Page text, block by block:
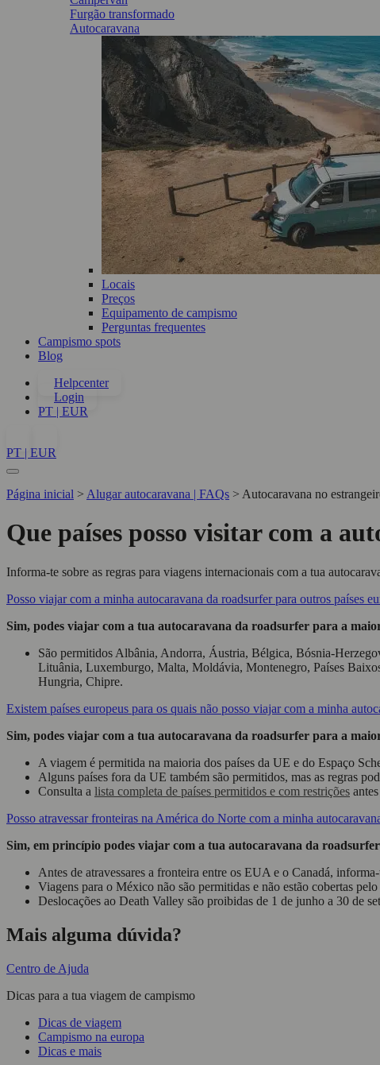
Furgão transformado
Autocaravana
Locais
Preços
Equipamento de campismo
Perguntas frequentes
Campismo spots
Blog
Helpcenter
Login
PT | EUR
PT | EUR
Página inicial > Alugar autocaravana | FAQs > Autocaravana no
Que países posso visitar com a
Informa-te sobre as regras para viagens internacionais com a tua
Posso viajar com a minha autocaravana da roadsurfer para outros países
Sim, podes viajar com a tua autocaravana da roadsurfer para a
São permitidos Albânia, Andorra, Áustria, Bélgica, Bósnia-
Lituânia, Luxemburgo, Malta, Moldávia, Montenegro, Países
Hungria, Chipre.
Existem países europeus para os quais não posso viajar com a minha
Sim, podes viajar com a tua autocaravana da roadsurfer para a
A viagem é permitida na maioria dos países da UE e do Espaço
Alguns países fora da UE também são permitidos, mas as regras
Consulta a lista completa de países permitidos e com restrições
Posso atravessar fronteiras na América do Norte com a minha
Sim, em princípio podes viajar com a tua autocaravana da
Antes de atravessares a fronteira entre os EUA e o Canadá,
Viagens para o México não são permitidas e não estão cobertas pelo
Deslocações ao Death Valley são proibidas de 1 de junho a 30 de
Mais alguma dúvida?
Centro de Ajuda
Dicas para a tua viagem de campismo
Dicas de viagem
Campismo na europa
Dicas e mais